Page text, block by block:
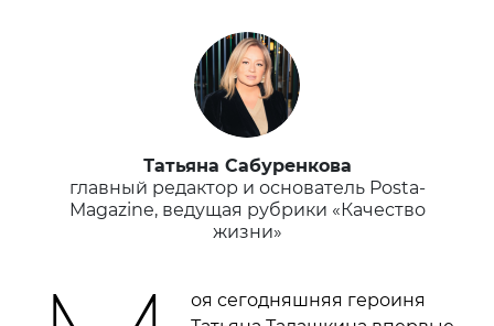
Татьяна Сабуренкова
главный редактор и основатель Posta-
Magazine, ведущая рубрики «Качество
жизни»
оя сегодняшняя героиня